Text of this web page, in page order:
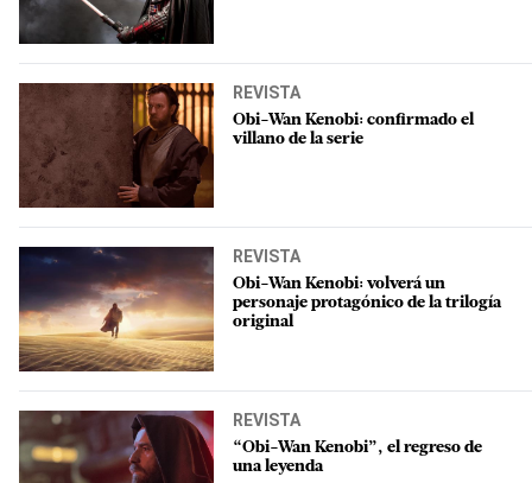
REVISTA
Obi-Wan Kenobi: confirmado el
villano de la serie
REVISTA
Obi-Wan Kenobi: volverá un
personaje protagónico de la trilogía
original
REVISTA
“Obi-Wan Kenobi”, el regreso de
una leyenda